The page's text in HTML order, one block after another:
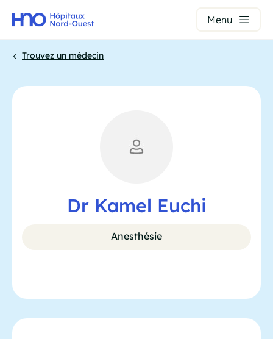
principal
Menu
d'Ariane
Trouvez un médecin
Dr Kamel Euchi
Anesthésie